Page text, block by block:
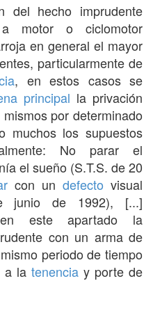
del hecho imprudente
motor o ciclomotor
en general el mayor
particularmente de
, en estos casos se
principal la privación
por determinado
muchos los supuestos
No parar el
el sueño (S.T.S. de 20
con un defecto visual
junio de 1992), [...]
en este apartado la
con un arma de
periodo de tiempo
a la tenencia y porte de